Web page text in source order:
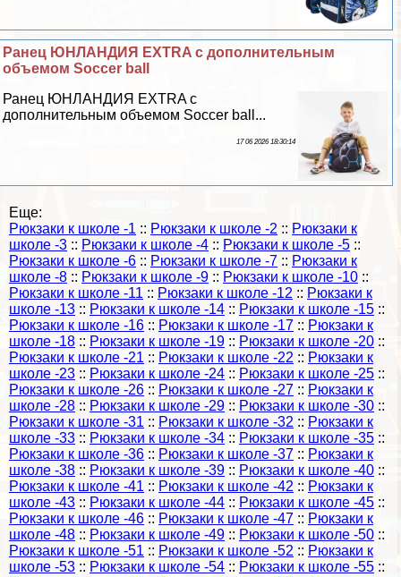
Ранец ЮНЛАНДИЯ EXTRA с дополнительным
объемом Soccer ball
Ранец ЮНЛАНДИЯ EXTRA с
дополнительным объемом Soccer ball...
17 06 2026 18:30:14
Еще:
Рюкзаки к школе -1 :: Рюкзаки к школе -2 :: Рюкзаки к
школе -3 :: Рюкзаки к школе -4 :: Рюкзаки к школе -5 ::
Рюкзаки к школе -6 :: Рюкзаки к школе -7 :: Рюкзаки к
школе -8 :: Рюкзаки к школе -9 :: Рюкзаки к школе -10 ::
Рюкзаки к школе -11 :: Рюкзаки к школе -12 :: Рюкзаки к
школе -13 :: Рюкзаки к школе -14 :: Рюкзаки к школе -15 ::
Рюкзаки к школе -16 :: Рюкзаки к школе -17 :: Рюкзаки к
школе -18 :: Рюкзаки к школе -19 :: Рюкзаки к школе -20 ::
Рюкзаки к школе -21 :: Рюкзаки к школе -22 :: Рюкзаки к
школе -23 :: Рюкзаки к школе -24 :: Рюкзаки к школе -25 ::
Рюкзаки к школе -26 :: Рюкзаки к школе -27 :: Рюкзаки к
школе -28 :: Рюкзаки к школе -29 :: Рюкзаки к школе -30 ::
Рюкзаки к школе -31 :: Рюкзаки к школе -32 :: Рюкзаки к
школе -33 :: Рюкзаки к школе -34 :: Рюкзаки к школе -35 ::
Рюкзаки к школе -36 :: Рюкзаки к школе -37 :: Рюкзаки к
школе -38 :: Рюкзаки к школе -39 :: Рюкзаки к школе -40 ::
Рюкзаки к школе -41 :: Рюкзаки к школе -42 :: Рюкзаки к
школе -43 :: Рюкзаки к школе -44 :: Рюкзаки к школе -45 ::
Рюкзаки к школе -46 :: Рюкзаки к школе -47 :: Рюкзаки к
школе -48 :: Рюкзаки к школе -49 :: Рюкзаки к школе -50 ::
Рюкзаки к школе -51 :: Рюкзаки к школе -52 :: Рюкзаки к
школе -53 :: Рюкзаки к школе -54 :: Рюкзаки к школе -55 ::